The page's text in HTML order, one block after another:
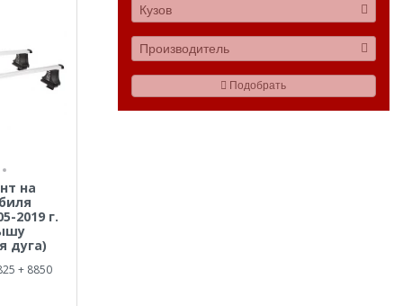
на
2019 г.
дуга)
+ 8850
Кузов
Производитель
Подобрать